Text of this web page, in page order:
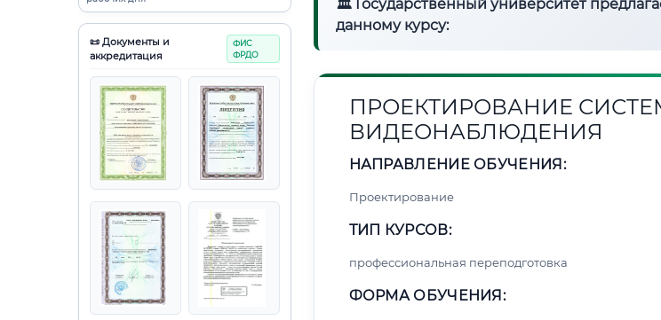
📜 Документы и
аккредитация
ФИС
ФРДО
🏛 Государственный университет
данному курсу:
ПРОЕКТИРОВАНИЕ
ВИДЕОНАБЛЮДЕНИЯ
НАПРАВЛЕНИЕ ОБУЧЕНИЯ:
Проектирование
ТИП КУРСОВ:
профессиональная переподготовка
ФОРМА ОБУЧЕНИЯ: